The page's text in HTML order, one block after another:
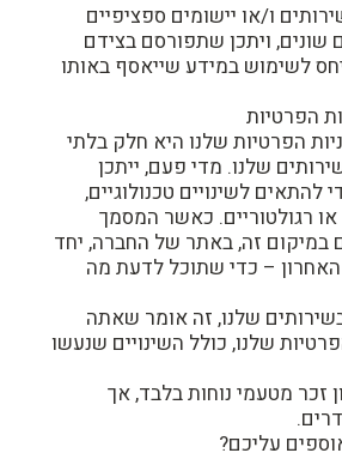
ו/או יישומים ספציפיים
שונים, ויתכן שתפורסם בצידם
לשימוש במידע שייאסף באותו
הפרטיות
הפרטיות שלנו היא חלק בלתי
שלנו. מדי פעם, ייתכן
לשינויים טכנולוגיים,
רגולטוריים. כאשר המסמך
במיקום זה, באתר של החברה, יחד
– כדי שתוכל לדעת מה
שלנו, זה אומר שאתה
שלנו, כולל השינויים שנעשו
זכר מטעמי נוחות בלבד, אך
עליכם?